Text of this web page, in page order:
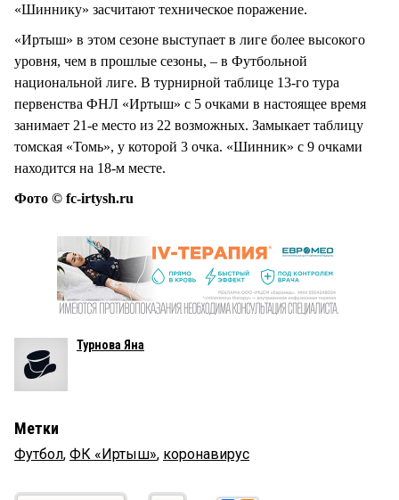
«Шиннику» засчитают техническое поражение.
«Иртыш» в этом сезоне выступает в лиге более высокого
уровня, чем в прошлые сезоны, – в Футбольной
национальной лиге. В турнирной таблице 13-го тура
первенства ФНЛ «Иртыш» с 5 очками в настоящее время
занимает 21-е место из 22 возможных. Замыкает таблицу
томская «Томь», у которой 3 очка. «Шинник» с 9 очками
находится на 18-м месте.
Фото © fc-irtysh.ru
Турнова Яна
Метки
Футбол, ФК «Иртыш», коронавирус